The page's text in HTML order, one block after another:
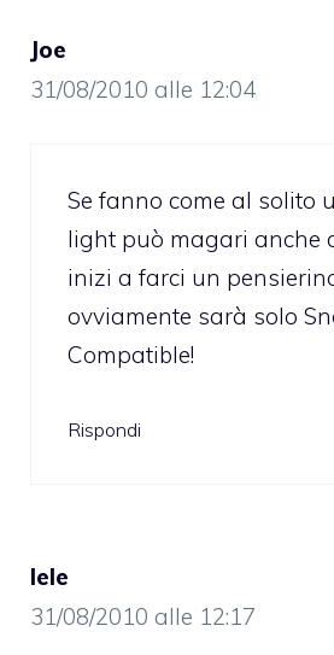
Joe
31/08/2010 alle 12:04
Se fanno come al solito
light può magari anche
inizi a farci un
ovviamente sarà solo
Compatible!
Rispondi
lele
31/08/2010 alle 12:17